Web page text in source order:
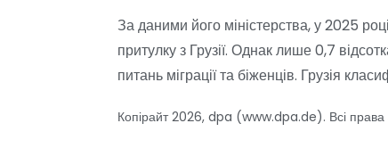
За даними його міністерства, у 2025
притулку з Грузії. Однак лише 0,7
питань міграції та біженців. Грузія
Копірайт 2026, dpa (www.dpa.de). Всі права